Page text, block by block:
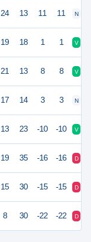
24 13 11 11 N
19 18 1 1 V
21 13 8 8 V
17 14 3 3 N
13 23 -10 -10 V
19 35 -16 -16 D
15 30 -15 -15 D
8 30 -22 -22 D